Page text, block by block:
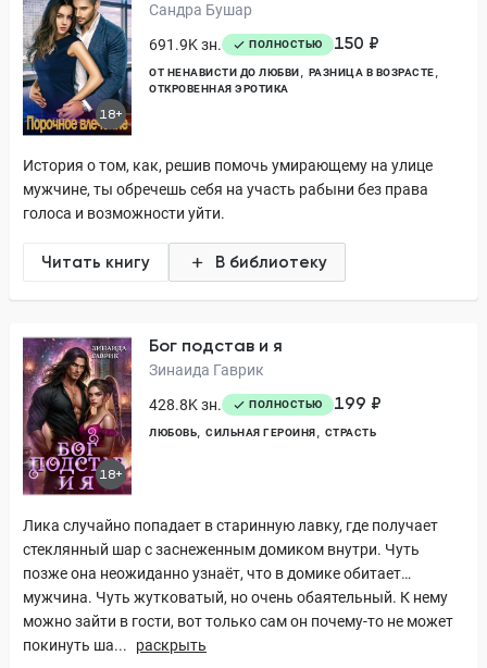
18+
Сандра Бушар
691.9K зн.
ПОЛНОСТЬЮ 150 ₽
ОТ НЕНАВИСТИ ДО ЛЮБВИ
РАЗНИЦА В ВОЗРАСТЕ
ОТКРОВЕННАЯ ЭРОТИКА
История о том, как, решив помочь умирающему на улице
мужчине, ты обречешь себя на участь рабыни без права
голоса и возможности уйти.
Читать книгу В библиотеку
18+
Бог подстав и я
Зинаида Гаврик
428.8K зн.
ПОЛНОСТЬЮ 199 ₽
ЛЮБОВЬ СИЛЬНАЯ ГЕРОИНЯ СТРАСТЬ
Лика случайно попадает в старинную лавку, где получает
стеклянный шар с заснеженным домиком внутри. Чуть
позже она неожиданно узнаёт, что в домике обитает…
мужчина. Чуть жутковатый, но очень обаятельный. К нему
можно зайти в гости, вот только сам он почему-то не может
покинуть ша...
раскрыть